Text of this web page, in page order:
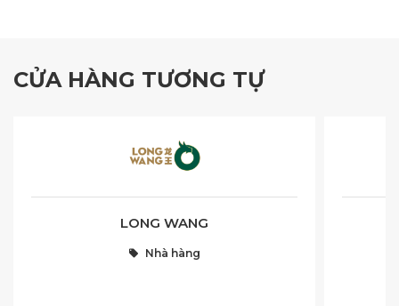
CỬA HÀNG TƯƠNG TỰ
LONG WANG
Nhà hàng